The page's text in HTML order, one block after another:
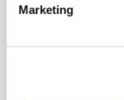
Marketing
Folketinget